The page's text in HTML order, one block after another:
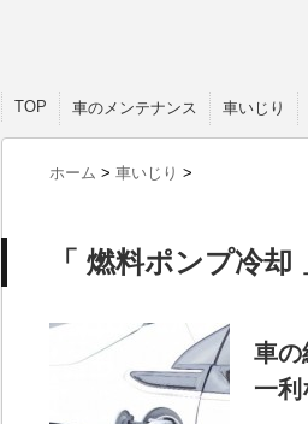
TOP 車のメンテナンス 車いじり
ホーム > 車いじり >
「 燃料ポンプ冷却
車
一利